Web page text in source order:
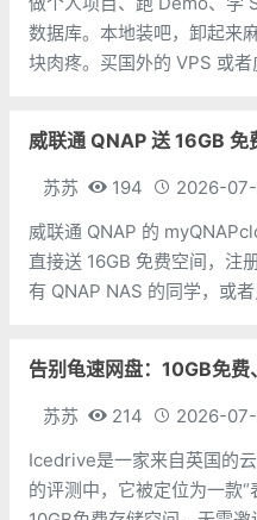
数据库。本地装吧，卸起来
块肉疼。买国外的 VPS 或
苏苏 194
2026-
威联通 QNAP 的
直接送 16GB 免费空间，注
有 QNAP NAS 的同学，或
苏苏 214
2026-
Icedrive是一家来自英国的
的评测中，它被定位为一款